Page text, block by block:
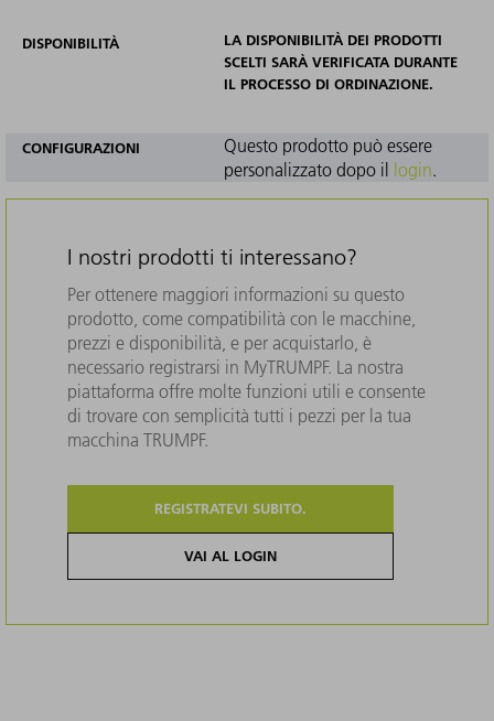
DISPONIBILITÀ
LA DISPONIBILITÀ DEI PRODOTTI
SCELTI SARÀ VERIFICATA DURANTE
IL PROCESSO DI ORDINAZIONE.
CONFIGURAZIONI
Questo prodotto può essere
personalizzato dopo il login.
I nostri prodotti ti interessano?
Per ottenere maggiori informazioni su questo
prodotto, come compatibilità con le macchine,
prezzi e disponibilità, e per acquistarlo, è
necessario registrarsi in MyTRUMPF. La nostra
piattaforma offre molte funzioni utili e consente
di trovare con semplicità tutti i pezzi per la tua
macchina TRUMPF.
REGISTRATEVI SUBITO.
VAI AL LOGIN